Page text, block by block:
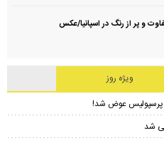
و پر از رنگ در اسپانیا/عکس
ویژه روز
پرسپولیس عوض شد!
شد